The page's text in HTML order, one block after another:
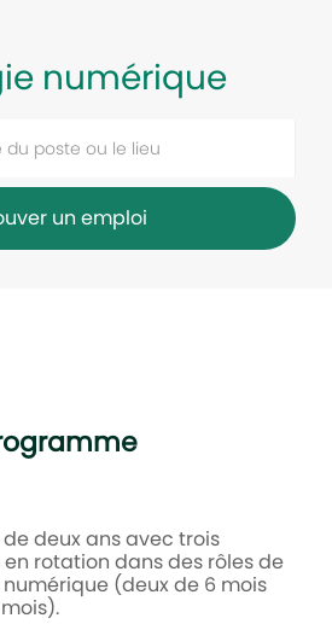
numérique
un emploi
deux ans avec trois
rotation dans des rôles de
(deux de 6 mois